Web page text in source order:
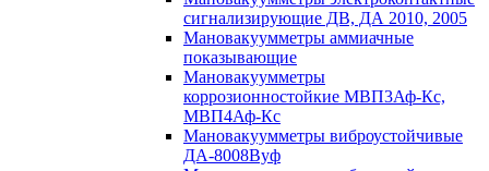
сигнализирующие ДВ, ДА 2010, 2005
Мановакуумметры аммиачные
показывающие
Мановакуумметры
коррозионностойкие МВП3Аф-Кс,
МВП4Аф-Кс
Мановакуумметры виброустойчивые
ДА-8008Вуф